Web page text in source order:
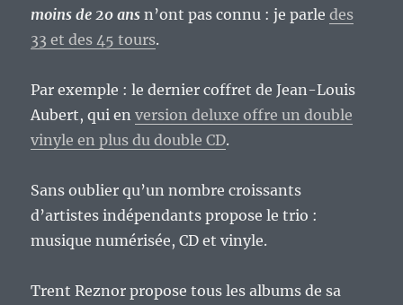
moins de 20 ans n’ont pas connu : je parledes
33 et des 45 tours.
Par exemple : le dernier coffret de Jean-Louis
Aubert, qui enversion deluxe offre un double
vinyle en plus du double CD.
Sans oublier qu’un nombre croissants
d’artistes indépendants propose le trio :
musique numérisée, CD et vinyle.
Trent Reznor propose tous les albums de sa